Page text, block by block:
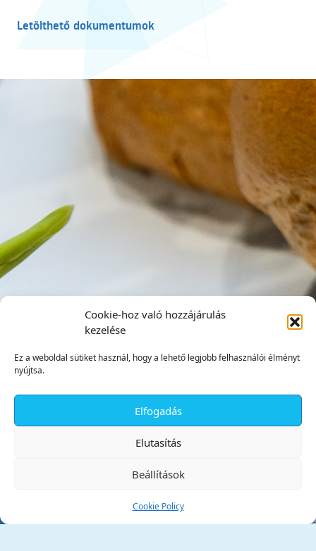
Cookie-hoz való hozzájárulás
kezelése
Ez a weboldal sütiket használ, hogy a lehető legjobb felhasználói élményt
nyújtsa.
Elfogadás
Elutasítás
Beállítások
Cookie Policy
Letölthető dokumentumok
Tata Város Önkormányzata
✕